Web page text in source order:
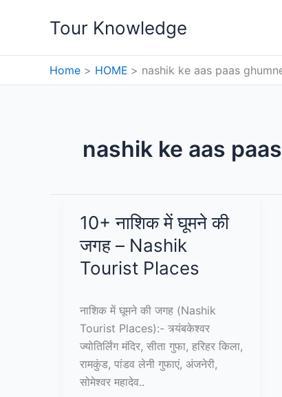
Tour Knowledge
Home HOME nashik ke aas paas
nashik ke aas
10+ नाशिक में घूमने की
जगह – Nashik
Tourist Places
नाशिक में घूमने की जगह (Nashik
Tourist Places):- त्र्यंबकेश्वर
ज्योतिर्लिंग मंदिर, सीता गुफा, हरिहर किला,
रामकुंड, पांडव लेनी गुफाएं, अंजनेरी,
सोमेश्वर महादेव..